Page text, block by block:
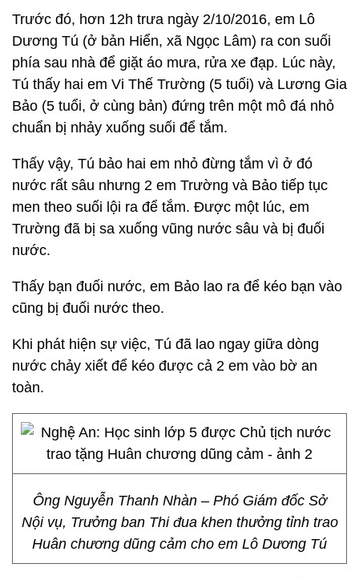
Trước đó, hơn 12h trưa ngày 2/10/2016, em Lô
Dương Tú (ở bản Hiển, xã Ngọc Lâm) ra con suối
phía sau nhà để giặt áo mưa, rửa xe đạp. Lúc này,
Tú thấy hai em Vi Thế Trường (5 tuổi) và Lương Gia
Bảo (5 tuổi, ở cùng bản) đứng trên một mô đá nhỏ
chuẩn bị nhảy xuống suối để tắm.
Thấy vậy, Tú bảo hai em nhỏ đừng tắm vì ở đó
nước rất sâu nhưng 2 em Trường và Bảo tiếp tục
men theo suối lội ra để tắm. Được một lúc, em
Trường đã bị sa xuống vũng nước sâu và bị đuối
nước.
Thấy bạn đuối nước, em Bảo lao ra để kéo bạn vào
cũng bị đuối nước theo.
Khi phát hiện sự việc, Tú đã lao ngay giữa dòng
nước chảy xiết để kéo được cả 2 em vào bờ an
toàn.
Ông Nguyễn Thanh Nhàn – Phó Giám đốc Sở
Nội vụ, Trưởng ban Thi đua khen thưởng tỉnh trao
Huân chương dũng cảm cho em Lô Dương Tú